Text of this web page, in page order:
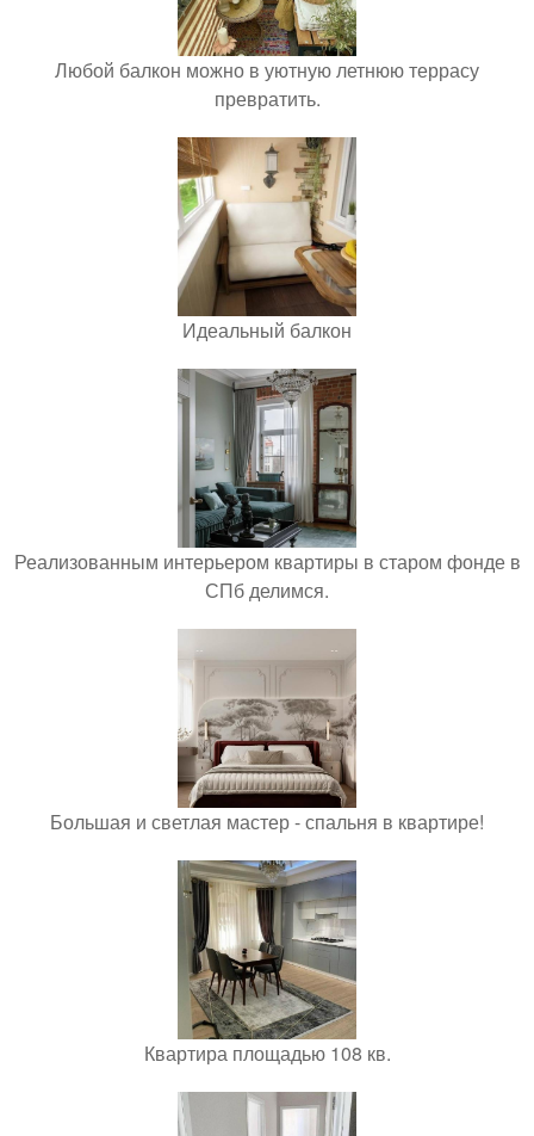
Любой балкон можно в уютную летнюю террасу
превратить.
Идеальный балкон
Реализованным интерьером квартиры в старом фонде в
СПб делимся.
Большая и светлая мастер - спальня в квартире!
Квартира площадью 108 кв.